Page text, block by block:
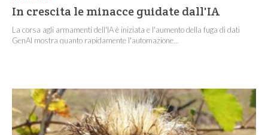
In crescita le minacce guidate dall'IA
La corsa agli armamenti dell'IA è iniziata e l'aumento della fuga di dati
GenAI mostra quanto rapidamente l'automazione...